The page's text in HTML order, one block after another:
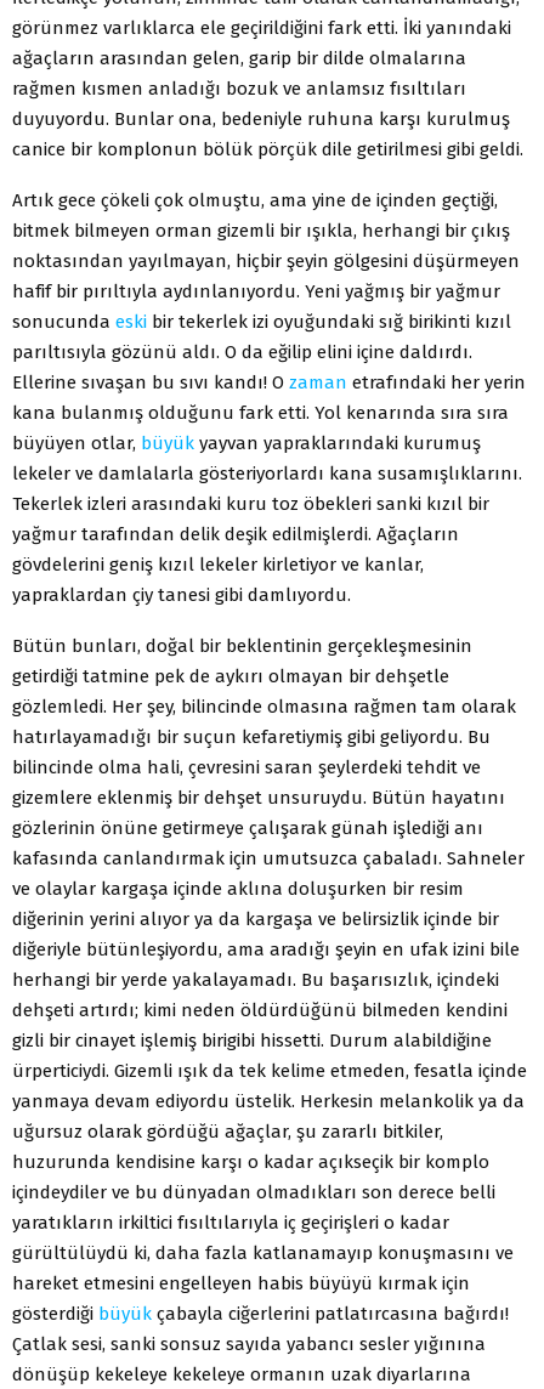
görünmez varlıklarca ele geçirildiğini fark etti. İki yanındaki
ağaçların arasından gelen, garip bir dilde olmalarına
rağmen kısmen anladığı bozuk ve anlamsız fısıltıları
duyuyordu. Bunlar ona, bedeniyle ruhuna karşı kurulmuş
canice bir komplonun bölük pörçük dile getirilmesi gibi geldi.
Artık gece çökeli çok olmuştu, ama yine de içinden geçtiği,
bitmek bilmeyen orman gizemli bir ışıkla, herhangi bir çıkış
noktasından yayılmayan, hiçbir şeyin gölgesini düşürmeyen
hafif bir pırıltıyla aydınlanıyordu. Yeni yağmış bir yağmur
sonucunda eski bir tekerlek izi oyuğundaki sığ birikinti kızıl
parıltısıyla gözünü aldı. O da eğilip elini içine daldırdı.
Ellerine sıvaşan bu sıvı kandı! O zaman etrafındaki her yerin
kana bulanmış olduğunu fark etti. Yol kenarında sıra sıra
büyüyen otlar, büyük yayvan yapraklarındaki kurumuş
lekeler ve damlalarla gösteriyorlardı kana susamışlıklarını.
Tekerlek izleri arasındaki kuru toz öbekleri sanki kızıl bir
yağmur tarafından delik deşik edilmişlerdi. Ağaçların
gövdelerini geniş kızıl lekeler kirletiyor ve kanlar,
yapraklardan çiy tanesi gibi damlıyordu.
Bütün bunları, doğal bir beklentinin gerçekleşmesinin
getirdiği tatmine pek de aykırı olmayan bir dehşetle
gözlemledi. Her şey, bilincinde olmasına rağmen tam olarak
hatırlayamadığı bir suçun kefaretiymiş gibi geliyordu. Bu
bilincinde olma hali, çevresini saran şeylerdeki tehdit ve
gizemlere eklenmiş bir dehşet unsuruydu. Bütün hayatını
gözlerinin önüne getirmeye çalışarak günah işlediği anı
kafasında canlandırmak için umutsuzca çabaladı. Sahneler
ve olaylar kargaşa içinde aklına doluşurken bir resim
diğerinin yerini alıyor ya da kargaşa ve belirsizlik içinde bir
diğeriyle bütünleşiyordu, ama aradığı şeyin en ufak izini bile
herhangi bir yerde yakalayamadı. Bu başarısızlık, içindeki
dehşeti artırdı; kimi neden öldürdüğünü bilmeden kendini
gizli bir cinayet işlemiş birigibi hissetti. Durum alabildiğine
ürperticiydi. Gizemli ışık da tek kelime etmeden, fesatla içinde
yanmaya devam ediyordu üstelik. Herkesin melankolik ya da
uğursuz olarak gördüğü ağaçlar, şu zararlı bitkiler,
huzurunda kendisine karşı o kadar açıkseçik bir komplo
içindeydiler ve bu dünyadan olmadıkları son derece belli
yaratıkların irkiltici fısıltılarıyla iç geçirişleri o kadar
gürültülüydü ki, daha fazla katlanamayıp konuşmasını ve
hareket etmesini engelleyen habis büyüyü kırmak için
gösterdiği büyük çabayla ciğerlerini patlatırcasına bağırdı!
Çatlak sesi, sanki sonsuz sayıda yabancı sesler yığınına
dönüşüp kekeleye kekeleye ormanın uzak diyarlarına